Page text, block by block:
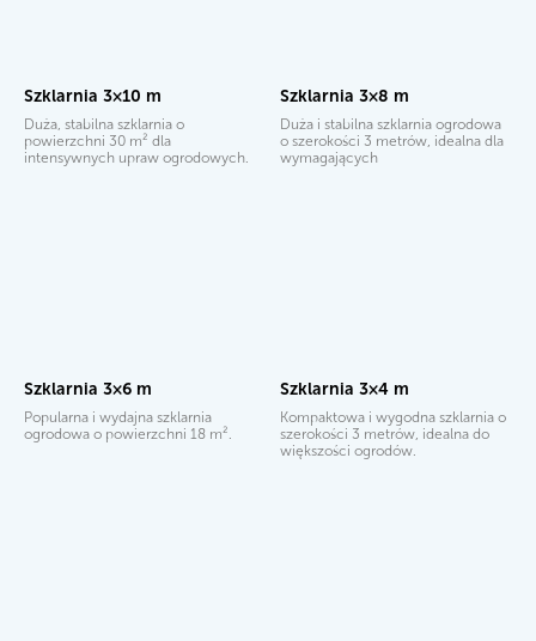
Szklarnia 3×10 m
Duża, stabilna szklarnia o
powierzchni 30 m² dla
intensywnych upraw ogrodowych.
Szklarnia 3×8 m
Duża i stabilna szklarnia ogrodowa
o szerokości 3 metrów, idealna dla
wymagających
Szklarnia 3×6 m
Popularna i wydajna szklarnia
ogrodowa o powierzchni 18 m².
Szklarnia 3×4 m
Kompaktowa i wygodna szklarnia o
szerokości 3 metrów, idealna do
większości ogrodów.